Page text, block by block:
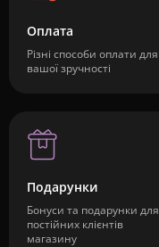
Оплата
Різні способи оплати для
вашої зручності
Подарунки
Бонуси та подарунки для
постійних клієнтів
магазину